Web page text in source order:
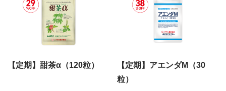
【定期】甜茶α（120粒）
【定期】アエンダM（30
粒）